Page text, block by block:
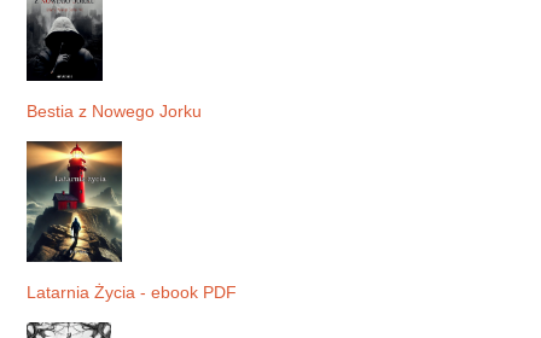
Bestia z Nowego Jorku
Latarnia Życia - ebook PDF